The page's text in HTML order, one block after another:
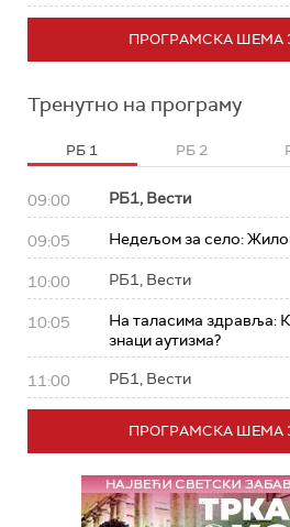
ПРОГРАМСКА ШЕМА
Тренутно на програму
РБ 1 РБ 2
09:00 РБ1, Вести
09:05 Недељом за село:
10:00 РБ1, Вести
10:05
На таласима здравља:
знаци аутизма?
11:00 РБ1, Вести
ПРОГРАМСКА ШЕМА